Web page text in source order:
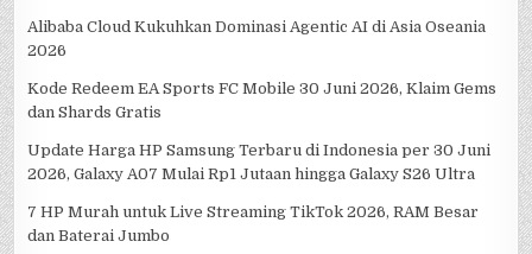
Alibaba Cloud Kukuhkan Dominasi Agentic AI di Asia Oseania
2026
Kode Redeem EA Sports FC Mobile 30 Juni 2026, Klaim Gems
dan Shards Gratis
Update Harga HP Samsung Terbaru di Indonesia per 30 Juni
2026, Galaxy A07 Mulai Rp1 Jutaan hingga Galaxy S26 Ultra
7 HP Murah untuk Live Streaming TikTok 2026, RAM Besar
dan Baterai Jumbo